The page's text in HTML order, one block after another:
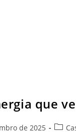
que
de 2025